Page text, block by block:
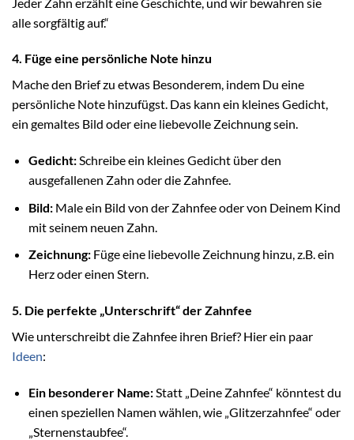
alle sorgfältig auf.“
4. Füge eine persönliche Note hinzu
Mache den Brief zu etwas Besonderem, indem Du eine
persönliche Note hinzufügst. Das kann ein kleines Gedicht,
ein gemaltes Bild oder eine liebevolle Zeichnung sein.
Gedicht:Schreibe ein kleines Gedicht über den
ausgefallenen Zahn oder die Zahnfee.
Bild:Male ein Bild von der Zahnfee oder von Deinem Kind
mit seinem neuen Zahn.
Zeichnung:Füge eine liebevolle Zeichnung hinzu, z.B. ein
Herz oder einen Stern.
5. Die perfekte „Unterschrift“ der Zahnfee
Wie unterschreibt die Zahnfee ihren Brief? Hier ein paar
Ideen:
Ein besonderer Name:Statt „Deine Zahnfee“ könntest du
einen speziellen Namen wählen, wie „Glitzerzahnfee“ oder
„Sternenstaubfee“.